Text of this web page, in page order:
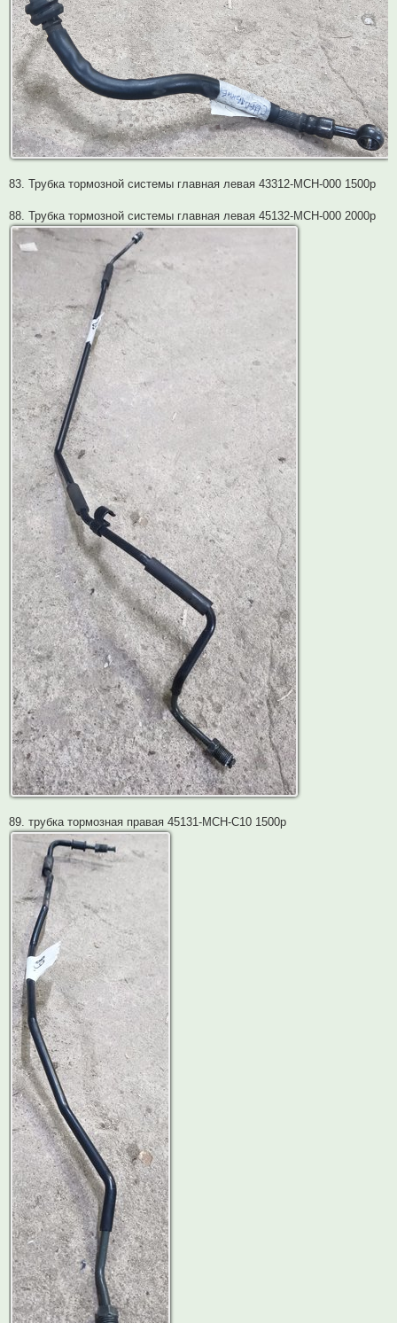
83. Трубка тормозной системы главная левая 43312-MCH-000 1500р
88. Трубка тормозной системы главная левая 45132-MCH-000 2000р
89. трубка тормозная правая 45131-MCH-C10 1500р